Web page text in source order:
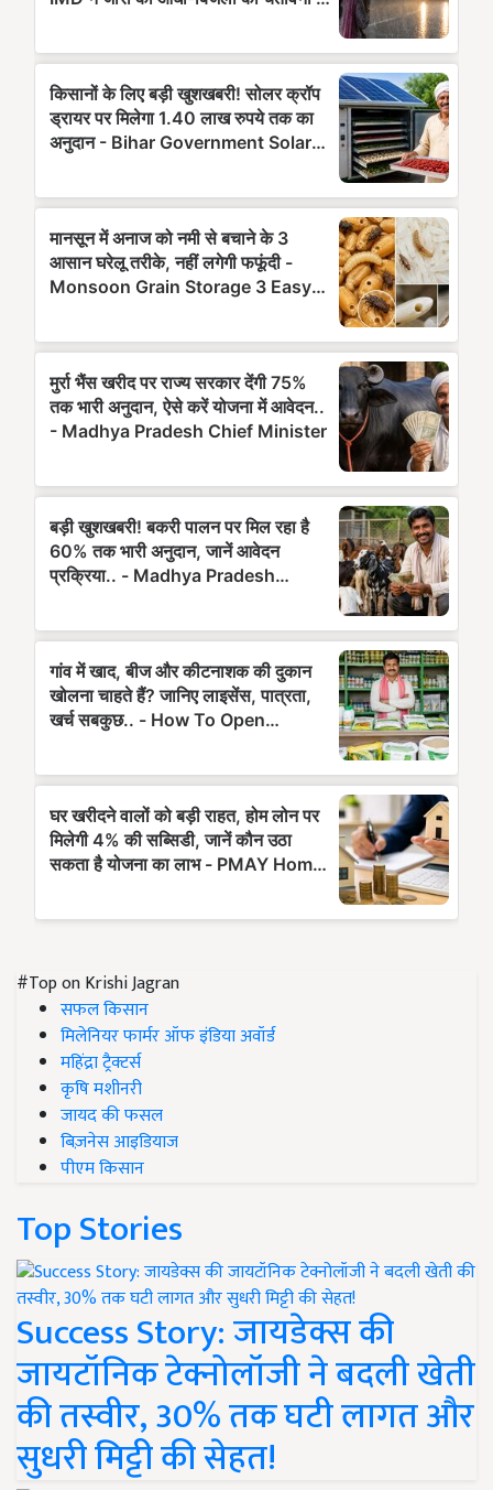
#Top on Krishi Jagran
सफल किसान
मिलेनियर फार्मर ऑफ इंडिया अवॉर्ड
महिंद्रा ट्रैक्टर्स
कृषि मशीनरी
जायद की फसल
बिज़नेस आइडियाज
पीएम किसान
Top Stories
Success Story: जायडेक्स की
जायटॉनिक टेक्नोलॉजी ने बदली खेती
की तस्वीर, 30% तक घटी लागत और
सुधरी मिट्टी की सेहत!